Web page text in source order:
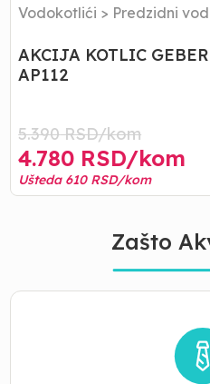
Vodokotlići > Predzidni
AKCIJA KOTLIC
AP112
5.390RSD/kom
4.780 RSD/kom
Ušteda 610RSD/kom
Zašto